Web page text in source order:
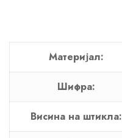
Материјал:
Шифра:
Висина на штикла: